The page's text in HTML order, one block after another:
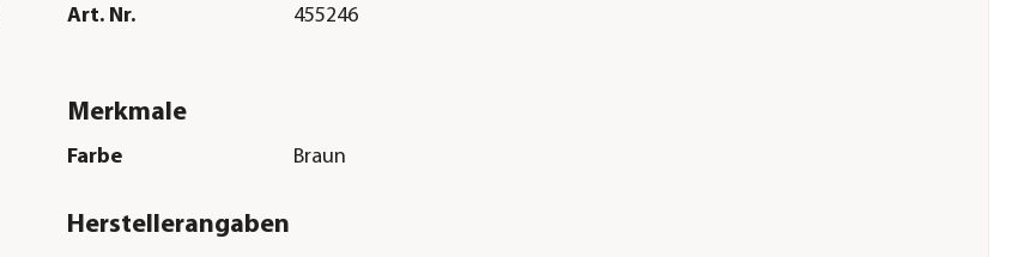
Art. Nr. 455246
Merkmale
Farbe Braun
Herstellerangaben